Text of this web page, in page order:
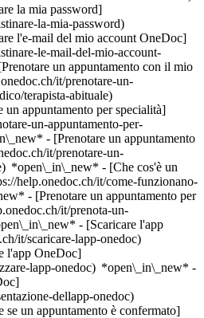
la mia password]
la-mia-password)
l'e-mail del mio account OneDoc]
le-mail-del-mio-account-
un appuntamento con il mio
it/prenotare-un-
terapista-abituale)
appuntamento per specialità]
un-appuntamento-per-
- [Prenotare un appuntamento
it/prenotare-un-
*open\_in\_new* - [Che cos'è un
help.onedoc.ch/it/come-funzionano-
- [Prenotare un appuntamento per
it/prenota-un-
- [Scaricare l'app
it/scaricare-lapp-onedoc)
l'app OneDoc]
lapp-onedoc) *open\_in\_new* -
dellapp-onedoc)
il professionista accetta nuovi pazienti](https://www.onedoc.ch/assets/images/icons/new-patients.svg)Accetta nuovi pazienti [Prenota un appuntamento](https://www.onedoc.ch/it/ortodontista/bienna/prou/dr-gunnar-seidler) Competenze: Allineamento dei denti | Allineatore trasparente invisibile, [Apparecchi dentali](https://www.onedoc.ch/it/apparecchi-dentali/bienna), [Retainer](https://www.onedoc.ch/it/retainer/bienna)Vedi di più *chevron\_left* lun 03 ago *chevron\_right* Vedi più appuntamenti *error\_outline* Si è verificato un errore durante il caricamento della disponibilità [Riprova](https://www.onedoc.ch) Competenze: Allineamento dei denti | Allineatore trasparente invisibile, [Apparecchi dentali](https://www.onedoc.ch/it/apparecchi-dentali/bienna), [Retainer](https://www.onedoc.ch/it/retainer/bienna)Vedi di più [![Dr.ssa med. dent. Patrizia Fehlbaum, ortodontista a Bienna](https://assets.onedoc.ch/images/users/9fe624822768a0c9d0f504b5c59aa2b4dbacf505862823e47a7bcb600192dc3b-small.jpg "Dr.ssa med. dent. Patrizia Fehlbaum, ortodontista a Bienna")](https://www.onedoc.ch/it/ortodontista/bienna/pcx1m/dr-med-dent-patrizia-fehlbaum) ### [Dr.ssa med. dent. Patrizia Fehlbaum](https://www.onedoc.ch/it/ortodontista/bienna/pcx1m/dr-med-dent-patrizia-fehlbaum) ![Badge che indica un profilo verificato](https://www.onedoc.ch/assets/images/icons/checkmark.svg) [Ortodontista](https://www.onedoc.ch/it/ortodontista/bienna) [Kieferorthopädie Biel Bienne • Dr. med. dent. Sacha Ryf](https://www.onedoc.ch/it/studio-dentistico/bienna/ekpq/kieferorthopadie-biel-bienne-dr-med-dent-sacha-ryf) Hans-Hugi-Strasse 10 2502 Bienna ![Icona paziente con segno più che indica che il professionista accetta nuovi pazienti](https://www.onedoc.ch/assets/images/icons/new-patients.svg)Accetta nuovi pazienti [Prenota un appuntamento](https://www.onedoc.ch/it/ortodontista/bienna/pcx1m/dr-med-dent-patrizia-fehlbaum) Competenze: Allineamento dei denti | Allineatore trasparente invisibile, [Profilassi](https://www.onedoc.ch/it/profilassi/bienna), [Apparecchi dentali](https://www.onedoc.ch/it/apparecchi-dentali/bienna)Vedi di più *chevron\_left* lun 03 ago *chevron\_right* Vedi più appuntamenti *error\_outline* Si è verificato un errore durante il caricamento della disponibilità [Riprova](https://www.onedoc.ch) Competenze: Allineamento dei denti | Allineatore trasparente invisibile, [Profilassi](https://www.onedoc.ch/it/profilassi/bienna), [Apparecchi dentali](https://www.onedoc.ch/it/apparecchi-dentali/bienna)Vedi di più [![Dr. med. dent. Sacha Ryf, ortodontista a Bienna](https://assets.onedoc.ch/images/users/49773fcaa7ed8429cd2b2ee13fc1432ba49dedfbde609af02adbdcbd3f50eac0-small.jpg "Dr. med. dent. Sacha Ryf, ortodontista a Bienna")](https://www.onedoc.ch/it/ortodontista/bienna/pq2a/dr-med-dent-sacha-ryf) ### [Dr. med. dent. Sacha Ryf](https://www.onedoc.ch/it/ortodontista/bienna/pq2a/dr-med-dent-sacha-ryf) ![Badge che indica un profilo verificato](https://www.onedoc.ch/assets/images/icons/checkmark.svg) [Ortodontista](https://www.onedoc.ch/it/ortodontista/bienna) [Kieferorthopädie Biel Bienne • Dr. med. dent. Sacha Ryf](https://www.onedoc.ch/it/studio-dentistico/bienna/ekpq/kieferorthopadie-biel-bienne-dr-med-dent-sacha-ryf) Hans-Hugi-Strasse 10 2502 Bienna ![Icona paziente con segno più che indica che il professionista accetta nuovi pazienti](https://www.onedoc.ch/assets/images/icons/new-patients.svg)Accetta nuovi pazienti [Prenota un appuntamento](https://www.onedoc.ch/it/ortodontista/bienna/pq2a/dr-med-dent-sacha-ryf) Competenze: Allineamento dei denti | Allineatore trasparente invisibile, [Apparecchi dentali](https://www.onedoc.ch/it/apparecchi-dentali/bienna), [Profilassi](https://www.onedoc.ch/it/profilassi/bienna)Vedi di più *chevron\_left* lun 03 ago *chevron\_right* Vedi più appuntamenti *error\_outline* Si è verificato un errore durante il caricamento della disponibilità [Riprova](https://www.onedoc.ch) Competenze: Allineamento dei denti | Allineatore trasparente invisibile, [Apparecchi dentali](https://www.onedoc.ch/it/apparecchi-dentali/bienna), [Profilassi](https://www.onedoc.ch/it/profilassi/bienna)Vedi di più [![Dr.ssa med. dent. Désirée Adé, ortodontista a Bienna](https://assets.onedoc.ch/images/users/4905b47c96e0813e6e92ee699b8ce5aed8d8bea1bc884603e6a1ae547f5caa86-small.jpg "Dr.ssa med. dent. Désirée Adé, ortodontista a Bienna")](https://www.onedoc.ch/it/ortodontista/bienna/pcx1l/dr-med-dent-desiree-ade) ### [Dr.ssa med. dent. Désirée Adé](https://www.onedoc.ch/it/ortodontista/bienna/pcx1l/dr-med-dent-desiree-ade) ![Badge che indica un profilo verificato](https://www.onedoc.ch/assets/images/icons/checkmark.svg) [Ortodontista](https://www.onedoc.ch/it/ortodontista/bienna) [Kieferorthopädie Biel Bienne • Dr. med. dent. Sacha Ryf](https://www.onedoc.ch/it/studio-dentistico/bienna/ekpq/kieferorthopadie-biel-bienne-dr-med-dent-sacha-ryf) Hans-Hugi-Strasse 10 2502 Bienna ![Icona paziente con segno più che indica che il professionista accetta nuovi pazienti](https://www.onedoc.ch/assets/images/icons/new-patients.svg)Accetta nuovi pazienti [Prenota un appuntamento](https://www.onedoc.ch/it/ortodontista/bienna/pcx1l/dr-med-dent-desiree-ade) Competenze: Allineamento dei denti | Allineatore trasparente invisibile, [Profilassi](https://www.onedoc.ch/it/profilassi/bienna), [Apparecchi dentali](https://www.onedoc.ch/it/apparecchi-dentali/bienna)Vedi di più *chevron\_left* lun 03 ago *chevron\_right* Vedi più appuntamenti *error\_outline* Si è verificato un errore durante il caricamento della disponibilità [Riprova](https://www.onedoc.ch) Competenze: Allineamento dei denti | Allineatore trasparente invisibile, [Profilassi](https://www.onedoc.ch/it/profilassi/bienna), [Apparecchi dentali](https://www.onedoc.ch/it/apparecchi-dentali/bienna)Vedi di più [![Dr.ssa med. dent. Karin Frey, ortodontista a Bienna](https://assets.onedoc.ch/images/users/068707a679c93da5bda7af7b795b2dd6cfde09fdd72302bfb81ce7f1db039768-small.jpg "Dr.ssa med. dent. Karin Frey, ortodontista a Bienna")](https://www.onedoc.ch/it/ortodontista/bienna/pcx1k/dr-med-dent-karin-frey) ### [Dr.ssa med. dent. Karin Frey](https://www.onedoc.ch/it/ortodontista/bienna/pcx1k/dr-med-dent-karin-frey) ![Badge che indica un profilo verificato](https://www.onedoc.ch/assets/images/icons/checkmark.svg) [Ortodontista](https://www.onedoc.ch/it/ortodontista/bienna) [Kieferorthopädie Biel Bienne • Dr. med. dent. Sacha Ryf](https://www.onedoc.ch/it/studio-dentistico/bienna/ekpq/kieferorthopadie-biel-bienne-dr-med-dent-sacha-ryf) Hans-Hugi-Strasse 10 2502 Bienna ![Icona paziente con segno più che indica che il professionista accetta nuovi pazienti](https://www.onedoc.ch/assets/images/icons/new-patients.svg)Accetta nuovi pazienti [Prenota un appuntamento](https://www.onedoc.ch/it/ortodontista/bienna/pcx1k/dr-med-dent-karin-frey) Competenze: Allineamento dei denti | Allineatore trasparente invisibile, [Profilassi](https://www.onedoc.ch/it/profilassi/bienna), [Apparecchi dentali](https://www.onedoc.ch/it/apparecchi-dentali/bienna)Vedi di più Competenze: Allineamento dei denti | Allineatore trasparente invisibile, [Profilassi](https://www.onedoc.ch/it/profilassi/bienna), [Apparecchi dentali](https://www.onedoc.ch/it/apparecchi-dentali/bienna)Vedi di più ## __Allineamento dei denti | Allineatore trasparente invisibile__: altri specialisti sono disponibili online nei pressi di __